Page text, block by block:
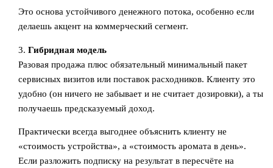
Это основа устойчивого денежного потока, особенно если
делаешь акцент на коммерческий сегмент.
3.Гибридная модель
Разовая продажа плюс обязательный минимальный пакет
сервисных визитов или поставок расходников. Клиенту это
удобно (он ничего не забывает и не считает дозировки), а ты
получаешь предсказуемый доход.
Практически всегда выгоднее объяснить клиенту не
«стоимость устройства», а «стоимость аромата в день».
Если разложить подписку на результат в пересчёте на